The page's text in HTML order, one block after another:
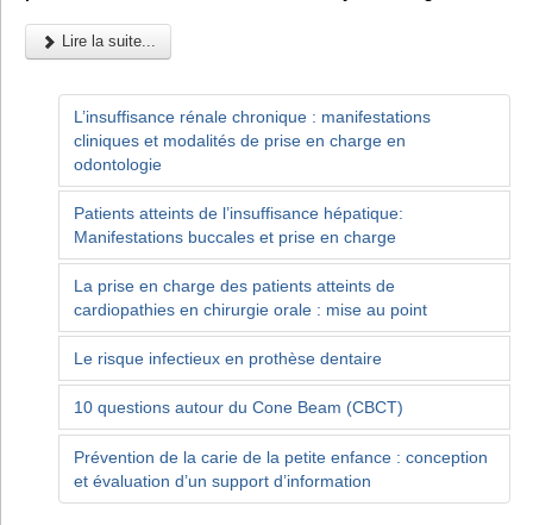
Lire la suite...
L’insuffisance rénale chronique : manifestations
cliniques et modalités de prise en charge en
odontologie
Patients atteints de l’insuffisance hépatique:
Manifestations buccales et prise en charge
La prise en charge des patients atteints de
cardiopathies en chirurgie orale : mise au point
Le risque infectieux en prothèse dentaire
10 questions autour du Cone Beam (CBCT)
Prévention de la carie de la petite enfance : conception
et évaluation d’un support d’information